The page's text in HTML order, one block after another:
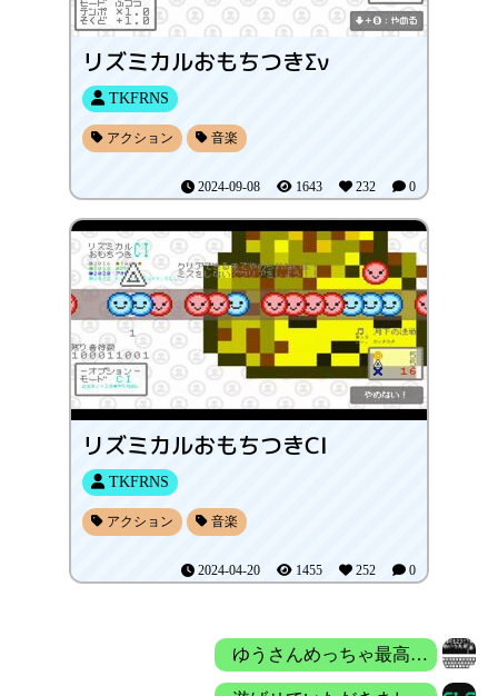
リズミカルおもちつきΣν
TKFRNS
アクション 音楽
2024-09-08 1643 232 0
リズミカルおもちつきCI
TKFRNS
アクション 音楽
2024-04-20 1455 252 0
ゆうさんめっちゃ最高！！